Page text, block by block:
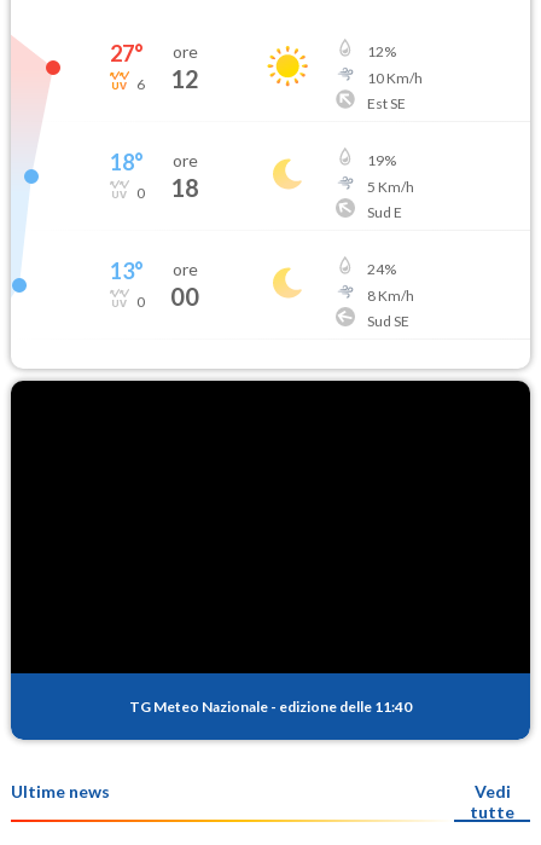
27°
6
ore
12
12%
10Km/h
Est SE
18°
0
ore
18
19%
5 Km/h
Sud E
13°
0
ore
00
24%
8Km/h
Sud SE
TG Meteo Nazionale - edizione delle 11:40
Ultime news
Vedi
tutte